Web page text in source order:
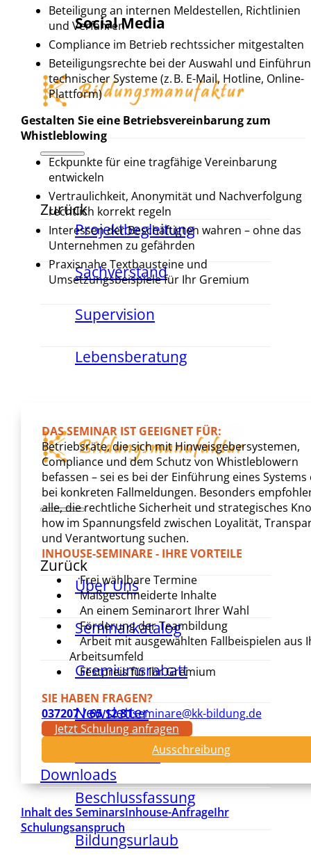
Social Media
Zurück
Projektbegleitung
Sachverstand
Supervision
Lebensberatung
Zurück
Über Uns
Seminarkatalog
Gremiumsrabatt
Newsletter
Formulare &
Downloads
Beschlussfassung
Bildungsurlaub
Beteiligung an internen Meldestellen, Richtlinien
und Verfahren
Compliance im Betrieb rechtssicher mitgestalten
Beteiligungsrechte bei der Auswahl und
technischer Systeme (z. B. E-Mail, Hotline, Online-
Plattform)
Gestalten Sie eine Betriebsvereinbarung zum
Whistleblowing
Eckpunkte für eine tragfähige Vereinbarung
entwickeln
Vertraulichkeit, Anonymität und Nachverfolgung
rechtlich korrekt regeln
Interessen der Beschäftigten wahren – ohne das
Unternehmen zu gefährden
Praxisnahe Textbausteine und
Umsetzungsbeispiele für Ihr Gremium
DAS SEMINAR IST GEEIGNET FÜR:
Betriebsräte, die sich mit Hinweisgebersystemen,
Compliance und dem Schutz von Whistleblowern
befassen – sei es bei der Einführung eines
bei konkreten Fallmeldungen. Besonders
alle, die rechtliche Sicherheit und strategisches
how im Spannungsfeld zwischen Loyalität,
und Verantwortung suchen.
INHOUSE-SEMINARE - IHRE VORTEILE
Frei wählbare Termine
Maßgeschneiderte Inhalte
An einem Seminarort Ihrer Wahl
Förderung der Teambildung
Arbeit mit ausgewählten Fallbeispielen aus
Arbeitsumfeld
Festpreis für Ihr Gremium
SIE HABEN FRAGEN?
037207 / 65 12 81seminare@kk-bildung.de
Jetzt Schulung anfragen
Ausschreibung
Inhalt des SeminarsInhouse-AnfrageIhr
Schulungsanspruch